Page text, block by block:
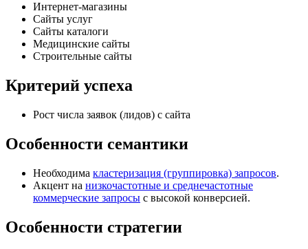
Интернет-магазины
Сайты услуг
Сайты каталоги
Медицинские сайты
Строительные сайты
Критерий успеха
Рост числа заявок (лидов) с сайта
Особенности семантики
Необходима кластеризация (группировка) запросов.
Акцент на низкочастотные и среднечастотные
коммерческие запросы с высокой конверсией.
Особенности стратегии